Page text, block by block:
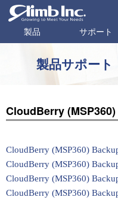
製品 サポート
製品サポー
CloudBerry
CloudBerry (MSP360)
CloudBerry (MSP360)
CloudBerry (MSP360)
CloudBerry (MSP360)